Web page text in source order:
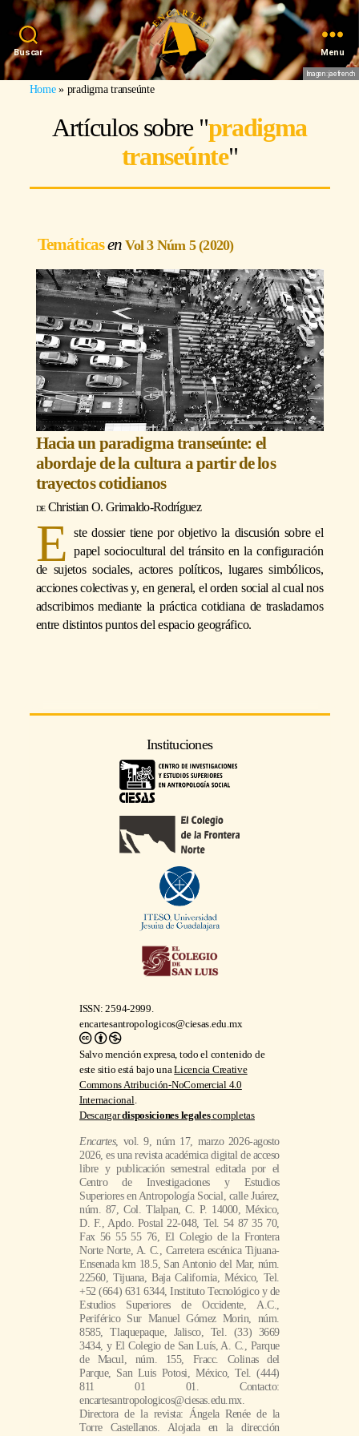
Buscar Menu
Imagen: jaefrench
Home» pradigma transeúnte
Artículos sobre "pradigma
transeúnte"
Temáticas Vol 3 Núm 5 (2020)
Hacia un paradigma transeúnte: el
abordaje de la cultura a partir de los
trayectos cotidianos
Christian O. Grimaldo-Rodríguez
E
ste dossier tiene por objetivo la discusión sobre el
papel sociocultural del tránsito en la configuración
de sujetos sociales, actores políticos, lugares simbólicos,
acciones colectivas y, en general, el orden social al cual nos
adscribimos mediante la práctica cotidiana de trasladarnos
entre distintos puntos del espacio geográfico.
Instituciones
ISSN: 2594-2999.
encartesantropologicos@ciesas.edu.mx
Salvo mención expresa, todo el contenido de
este sitio está bajo unaLicencia Creative
Commons Atribución-NoComercial 4.0
Internacional
Descargardisposiciones legalescompletas
Encartes, vol. 9, núm 17, marzo 2026-agosto
2026, es una revista académica digital de acceso
libre y publicación semestral editada por el
Centro de Investigaciones y Estudios
Superiores en Antropología Social, calle Juárez,
núm. 87, Col. Tlalpan, C. P. 14000, México,
D. F., Apdo. Postal 22-048, Tel. 54 87 35 70,
Fax 56 55 55 76, El Colegio de la Frontera
Norte Norte, A. C., Carretera escénica Tijuana-
Ensenada km 18.5, San Antonio del Mar, núm.
22560, Tijuana, Baja California, México, Tel.
+52 (664) 631 6344, Instituto Tecnológico y de
Estudios Superiores de Occidente, A.C.,
Periférico Sur Manuel Gómez Morin, núm.
8585, Tlaquepaque, Jalisco, Tel. (33) 3669
3434, y El Colegio de San Luís, A. C., Parque
de Macul, núm. 155, Fracc. Colinas del
Parque, San Luis Potosi, México, Tel. (444)
811 01 01. Contacto:
encartesantropologicos@ciesas.edu.mx.
Directora de la revista: Ángela Renée de la
Torre Castellanos. Alojada en la dirección